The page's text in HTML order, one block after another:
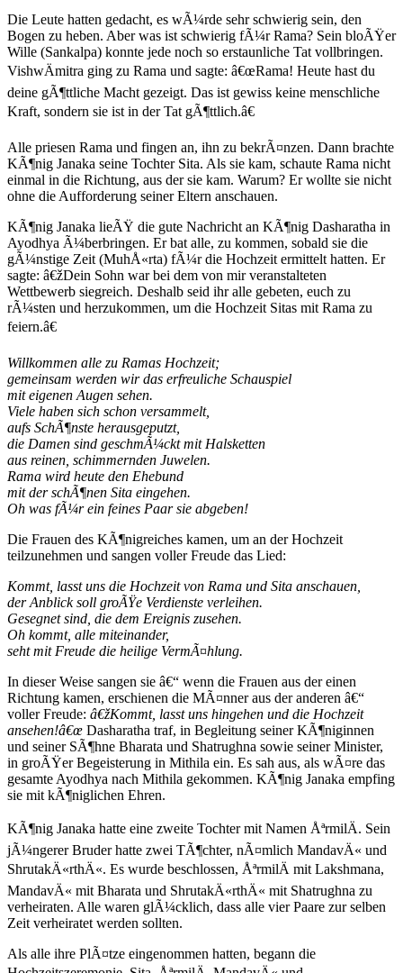
Die Leute hatten gedacht, es wÃ¼rde sehr schwierig sein, den
Bogen zu heben. Aber was ist schwierig fÃ¼r Rama? Sein bloÃŸer
Wille (Sankalpa) konnte jede noch so erstaunliche Tat vollbringen.
VishwÄmitra ging zu Rama und sagte: â€œRama! Heute hast du
deine gÃ¶ttliche Macht gezeigt. Das ist gewiss keine menschliche
Kraft, sondern sie ist in der Tat gÃ¶ttlich.â€
Alle priesen Rama und fingen an, ihn zu bekrÃ¤nzen. Dann brachte
KÃ¶nig Janaka seine Tochter Sita. Als sie kam, schaute Rama nicht
einmal in die Richtung, aus der sie kam. Warum? Er wollte sie nicht
ohne die Aufforderung seiner Eltern anschauen.
KÃ¶nig Janaka lieÃŸ die gute Nachricht an KÃ¶nig Dasharatha in
Ayodhya Ã¼berbringen. Er bat alle, zu kommen, sobald sie die
gÃ¼nstige Zeit (MuhÅ«rta) fÃ¼r die Hochzeit ermittelt hatten. Er
sagte: â€žDein Sohn war bei dem von mir veranstalteten
Wettbewerb siegreich. Deshalb seid ihr alle gebeten, euch zu
rÃ¼sten und herzukommen, um die Hochzeit Sitas mit Rama zu
feiern.â€
Willkommen alle zu Ramas Hochzeit;
gemeinsam werden wir das erfreuliche Schauspiel
mit eigenen Augen sehen.
Viele haben sich schon versammelt,
aufs SchÃ¶nste herausgeputzt,
die Damen sind geschmÃ¼ckt mit Halsketten
aus reinen, schimmernden Juwelen.
Rama wird heute den Ehebund
mit der schÃ¶nen Sita eingehen.
Oh was fÃ¼r ein feines Paar sie abgeben!
Die Frauen des KÃ¶nigreiches kamen, um an der Hochzeit
teilzunehmen und sangen voller Freude das Lied:
Kommt, lasst uns die Hochzeit von Rama und Sita anschauen,
der Anblick soll groÃŸe Verdienste verleihen.
Gesegnet sind, die dem Ereignis zusehen.
Oh kommt, alle miteinander,
seht mit Freude die heilige VermÃ¤hlung.
In dieser Weise sangen sie â€“ wenn die Frauen aus der einen
Richtung kamen, erschienen die MÃ¤nner aus der anderen â€“
voller Freude: â€žKommt, lasst uns hingehen und die Hochzeit
ansehen!â€œ Dasharatha traf, in Begleitung seiner KÃ¶niginnen
und seiner SÃ¶hne Bharata und Shatrughna sowie seiner Minister,
in groÃŸer Begeisterung in Mithila ein. Es sah aus, als wÃ¤re das
gesamte Ayodhya nach Mithila gekommen. KÃ¶nig Janaka empfing
sie mit kÃ¶niglichen Ehren.
KÃ¶nig Janaka hatte eine zweite Tochter mit Namen ÅªrmilÄ. Sein
jÃ¼ngerer Bruder hatte zwei TÃ¶chter, nÃ¤mlich MandavÄ« und
ShrutakÄ«rthÄ«. Es wurde beschlossen, ÅªrmilÄ mit Lakshmana,
MandavÄ« mit Bharata und ShrutakÄ«rthÄ« mit Shatrughna zu
verheiraten. Alle waren glÃ¼cklich, dass alle vier Paare zur selben
Zeit verheiratet werden sollten.
Als alle ihre PlÃ¤tze eingenommen hatten, begann die